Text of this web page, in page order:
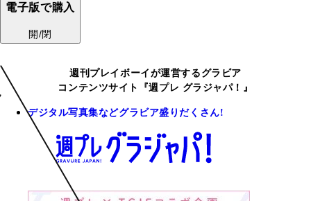
電子版で購入
開/閉
週刊プレイボーイが運営するグラビア
コンテンツサイト『週プレ グラジャパ！』
デジタル写真集などグラビア盛りだくさん!